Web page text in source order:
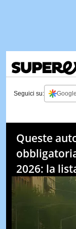
Seguici su:
Queste
2026: la